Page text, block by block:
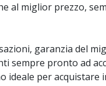
al miglior prezzo,
garanzia del
sempre pronto ad
ideale per